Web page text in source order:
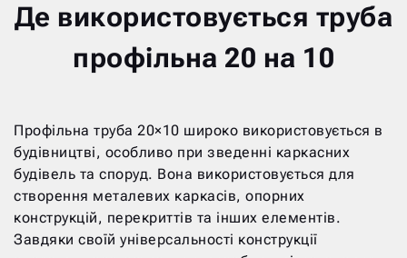
Де використовується труба
профільна 20 на 10
Профільна труба 20×10 широко використовується в
будівництві, особливо при зведенні каркасних
будівель та споруд. Вона використовується для
створення металевих каркасів, опорних
конструкцій, перекриттів та інших елементів.
Завдяки своїй універсальності конструкції